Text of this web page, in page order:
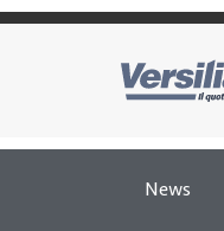
News